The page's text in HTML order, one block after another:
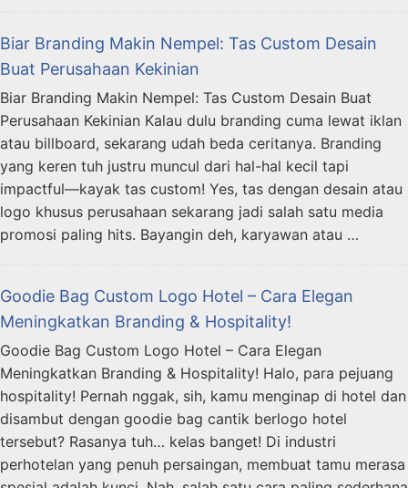
Biar Branding Makin Nempel: Tas Custom Desain
Buat Perusahaan Kekinian
Biar Branding Makin Nempel: Tas Custom Desain Buat
Perusahaan Kekinian Kalau dulu branding cuma lewat iklan
atau billboard, sekarang udah beda ceritanya. Branding
yang keren tuh justru muncul dari hal-hal kecil tapi
impactful—kayak tas custom! Yes, tas dengan desain atau
logo khusus perusahaan sekarang jadi salah satu media
promosi paling hits. Bayangin deh, karyawan atau …
Goodie Bag Custom Logo Hotel – Cara Elegan
Meningkatkan Branding & Hospitality!
Goodie Bag Custom Logo Hotel – Cara Elegan
Meningkatkan Branding & Hospitality! Halo, para pejuang
hospitality! Pernah nggak, sih, kamu menginap di hotel dan
disambut dengan goodie bag cantik berlogo hotel
tersebut? Rasanya tuh… kelas banget! Di industri
perhotelan yang penuh persaingan, membuat tamu merasa